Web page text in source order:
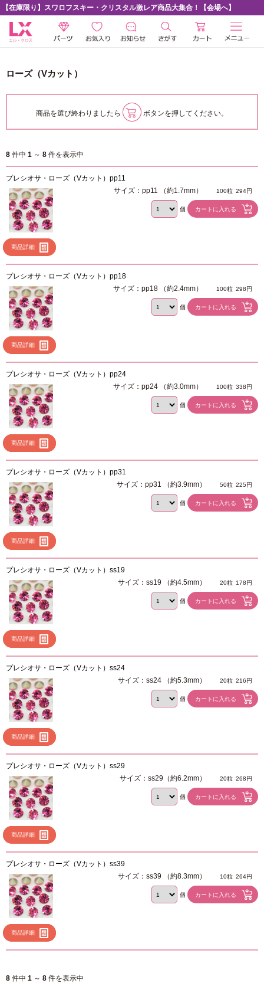
【在庫限り】スワロフスキー・クリスタル激レア商品大集合！【会場へ】
ローズ（Vカット）
商品を選び終わりましたら ボタンを押してください。
8 件中 1 ～ 8 件を表示中
プレシオサ・ローズ（Vカット）pp11
商品詳細
サイズ：pp11 （約1.7mm） 100粒 294円
個
プレシオサ・ローズ（Vカット）pp18
商品詳細
サイズ：pp18 （約2.4mm） 100粒 298円
個
プレシオサ・ローズ（Vカット）pp24
商品詳細
サイズ：pp24 （約3.0mm） 100粒 338円
個
プレシオサ・ローズ（Vカット）pp31
商品詳細
サイズ：pp31 （約3.9mm） 50粒 225円
個
プレシオサ・ローズ（Vカット）ss19
商品詳細
サイズ：ss19 （約4.5mm） 20粒 178円
個
プレシオサ・ローズ（Vカット）ss24
商品詳細
サイズ：ss24 （約5.3mm） 20粒 216円
個
プレシオサ・ローズ（Vカット）ss29
商品詳細
サイズ：ss29（約6.2mm） 20粒 268円
個
プレシオサ・ローズ（Vカット）ss39
商品詳細
サイズ：ss39 （約8.3mm） 10粒 264円
個
8 件中 1 ～ 8 件を表示中